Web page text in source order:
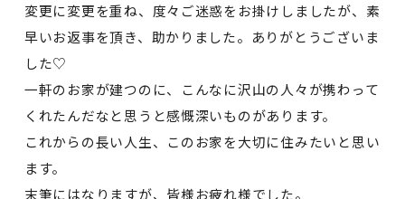
変更に変更を重ね、度々ご迷惑をお掛けしましたが、素
早いお返事を頂き、助かりました。ありがとうございま
した♡
一軒のお家が建つのに、こんなに沢山の人々が携わって
くれたんだなと思うと感慨深いものがあります。
これからの長い人生、このお家を大切に住みたいと思い
ます。
末筆にはなりますが、皆様お疲れ様でした。